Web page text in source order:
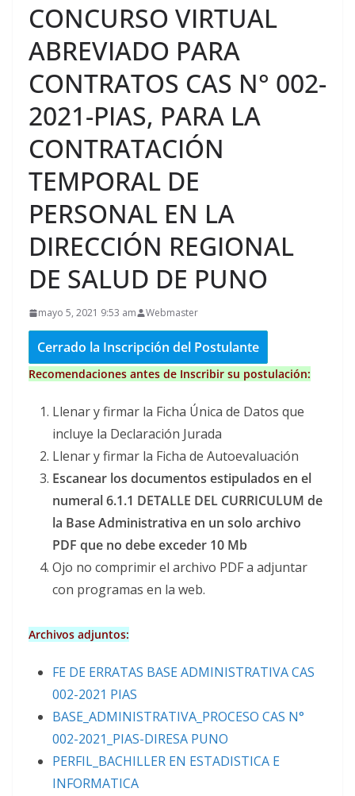
CONCURSO VIRTUAL
ABREVIADO PARA
CONTRATOS CAS N° 002-
2021-PIAS, PARA LA
CONTRATACIÓN
TEMPORAL DE
PERSONAL EN LA
DIRECCIÓN REGIONAL
DE SALUD DE PUNO
mayo 5, 2021 9:53 am Webmaster
Cerrado la Inscripción del Postulante
Recomendaciones antes de Inscribir su postulación:
Llenar y firmar la Ficha Única de Datos que
incluye la Declaración Jurada
Llenar y firmar la Ficha de Autoevaluación
Escanear los documentos estipulados en el
numeral 6.1.1 DETALLE DEL CURRICULUM de
la Base Administrativa en un solo archivo
PDF que no debe exceder 10 Mb
Ojo no comprimir el archivo PDF a adjuntar
con programas en la web.
Archivos adjuntos:
FE DE ERRATAS BASE ADMINISTRATIVA CAS
002-2021 PIAS
BASE_ADMINISTRATIVA_PROCESO CAS N°
002-2021_PIAS-DIRESA PUNO
PERFIL_BACHILLER EN ESTADISTICA E
INFORMATICA